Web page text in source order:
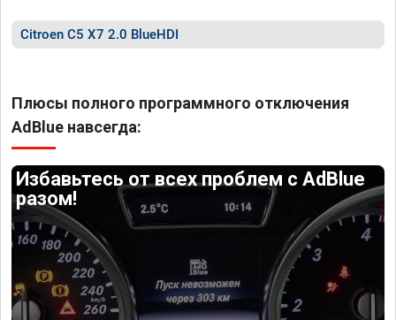
Citroen C5 X7 2.0 BlueHDI
Плюсы полного программного отключения
AdBlue навсегда:
Избавьтесь от всех проблем с AdBlue
разом!